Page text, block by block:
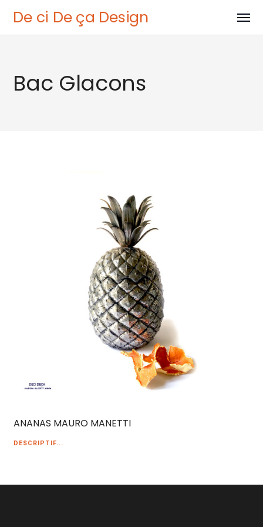
De ci De ça Design
Bac Glacons
ANANAS MAURO MANETTI
DESCRIPTIF...